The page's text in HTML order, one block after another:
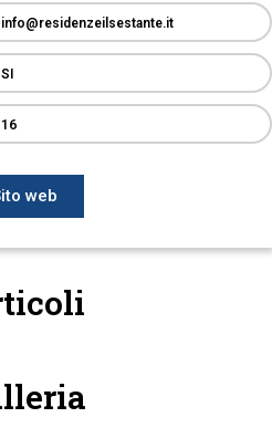
info@residenzeilsestante.it
SI
16
web